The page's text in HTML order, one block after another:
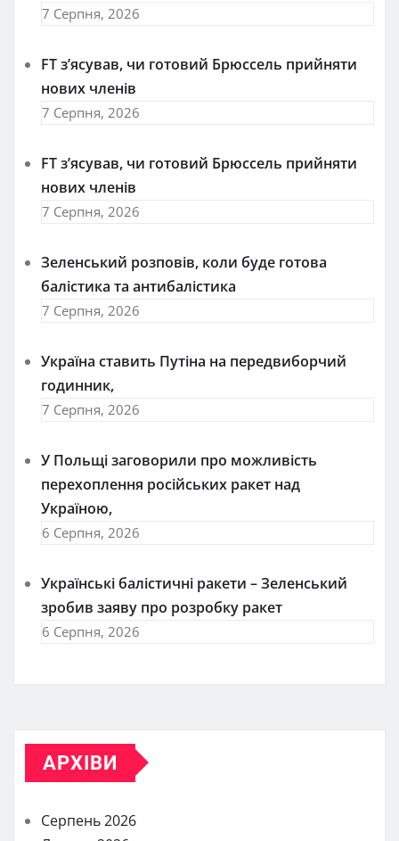
7 Серпня, 2026
FT зʼясував, чи готовий Брюссель прийняти
нових членів
7 Серпня, 2026
FT зʼясував, чи готовий Брюссель прийняти
нових членів
7 Серпня, 2026
Зеленський розповів, коли буде готова
балістика та антибалістика
7 Серпня, 2026
Україна ставить Путіна на передвиборчий
годинник,
7 Серпня, 2026
У Польщі заговорили про можливість
перехоплення російських ракет над
Україною,
6 Серпня, 2026
Українські балістичні ракети – Зеленський
зробив заяву про розробку ракет
6 Серпня, 2026
АРХІВИ
Серпень 2026